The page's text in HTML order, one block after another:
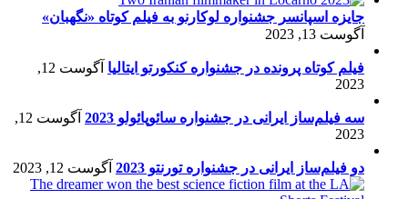
جایزه اسپانسر جشنواره لوکارنو به فیلم کوتاه «نگهبان»
آگوست 13, 2023
فیلم کوتاه پرونده در جشنواره کنکورتو ایتالیا
آگوست 12,
2023
سه فیلم‌ساز ایرانی در جشنواره سائوپائولو 2023
آگوست 12,
2023
دو فیلم‌ساز ایرانی در جشنواره تورنتو 2023 آگوست 12, 2023